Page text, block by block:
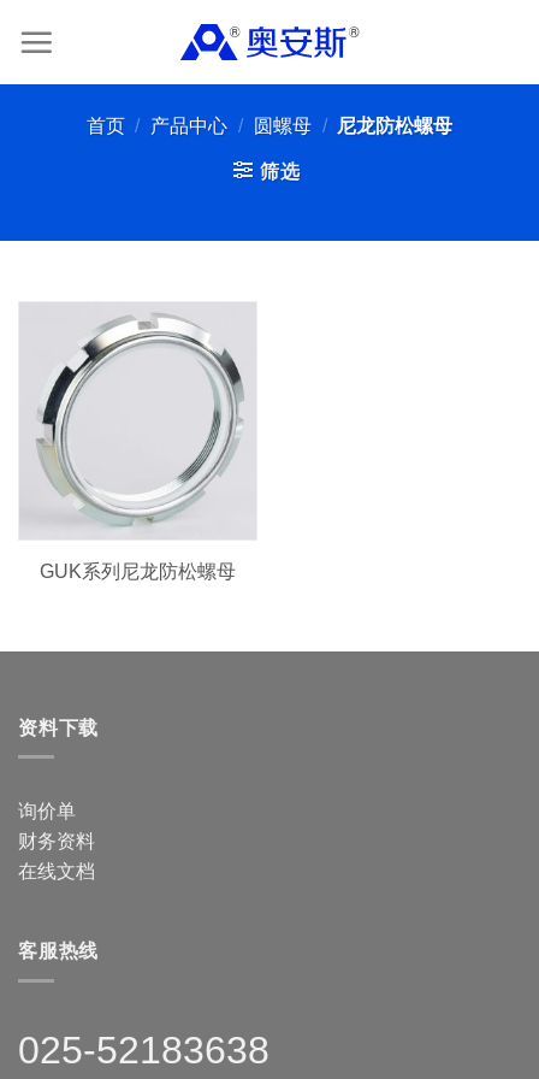
首页 / 产品中心 / 圆螺母 / 尼龙防松螺母
筛选
GUK系列尼龙防松螺母
资料下载
询价单
财务资料
在线文档
客服热线
025-52183638